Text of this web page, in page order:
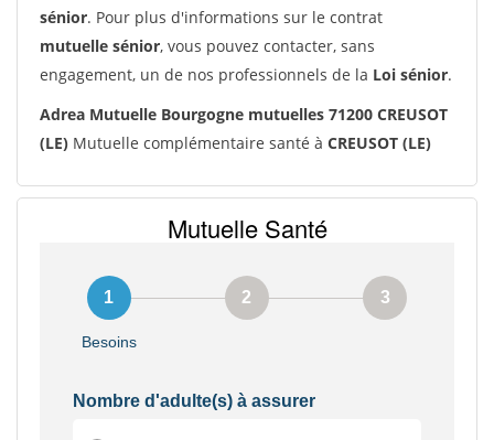
sénior. Pour plus d'informations sur le contrat
mutuelle sénior, vous pouvez contacter, sans
engagement, un de nos professionnels de la Loi sénior.
Adrea Mutuelle Bourgogne mutuelles 71200 CREUSOT
(LE) Mutuelle complémentaire santé à CREUSOT (LE)